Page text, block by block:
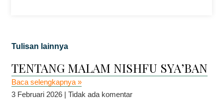
Tulisan lainnya
TENTANG MALAM NISHFU SYA’BAN
Baca selengkapnya »
3 Februari 2026
Tidak ada komentar